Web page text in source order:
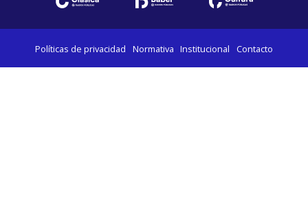
Políticas de privacidad Normativa Institucional Contacto